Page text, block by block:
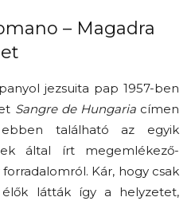
– Magadra
jezsuita pap 1957-ben
Sangre de Hungariacímen
ebben található az egyik
által írt megemlékező-
Kár, hogy csak
látták így a helyzetet,